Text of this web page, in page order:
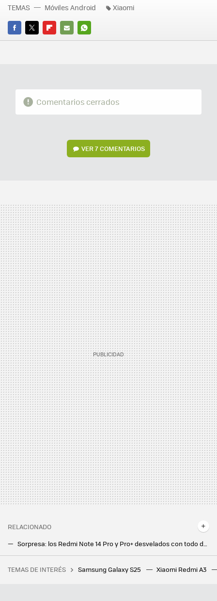
FACEBOOK
TWITTERFLIPBOARD
E-
WHATSAPP
TEMAS Móviles Android Xiaomi
Comentarios cerrados
VER7 COMENTARIOS
RELACIONADO
Sorpresa: los Redmi Note 14 Pro y Pro+ desvelados con todo detalle por la mismísima Xiaomi
La debacle demográfica en Europa, expuesta en este mapa con un invitado engañoso: Mónaco
TEMAS DE INTERÉS Samsung Galaxy S25 Xiaomi Redmi A3